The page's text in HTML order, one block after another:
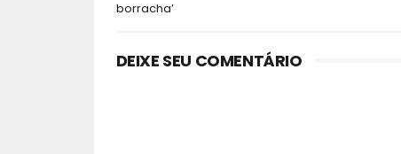
borracha’
DEIXE SEU COMENTÁRIO